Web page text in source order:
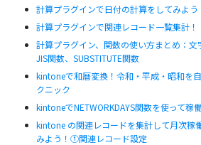
計算プラグインで日付の計算をしてみよう
計算プラグインで関連レコード一覧集計！
計算プラグイン、関数の使い方まとめ：文
JIS関数、SUBSTITUTE関数
kintoneで和暦変換！令和・平成・昭和を
クニック
kintoneでNETWORKDAYS関数を使って稼
kintone の関連レコードを集計して月次稼
みよう！①関連レコード設定